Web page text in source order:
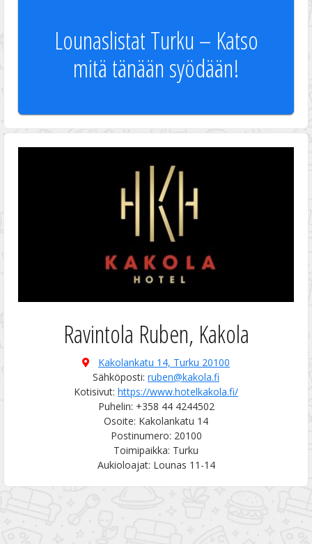
Lounaslistat Turku – Katso
mitä tänään syödään!
Ravintola Ruben, Kakola
Kakolankatu 14, Turku 20100
Sähköposti: ruben@kakola.fi
Kotisivut: https://www.hotelkakola.fi/
Puhelin: +358 44 4244502
Osoite: Kakolankatu 14
Postinumero: 20100
Toimipaikka: Turku
Aukioloajat: Lounas 11-14